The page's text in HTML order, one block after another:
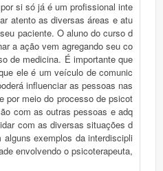
si só já é um profissional inte
atento as diversas áreas e atu
paciente. O aluno do curso d
a ação vem agregando seu co
de medicina. É importante que
ele é um veículo de comunic
influenciar as pessoas nas
por meio do processo de psicot
com as outras pessoas e adq
com as diversas situações d
exemplos da interdiscipli
envolvendo o psicoterapeuta,